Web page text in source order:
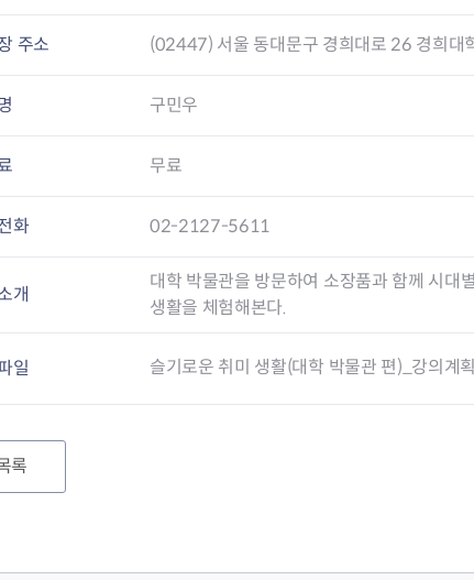
주소 (02447) 서울 동대문구 경희대로 26 경희대
구민우
무료
화 02-2127-5611
개
대학 박물관을 방문하여 소장품과 함께 시대
생활을 체험해본다.
일 슬기로운 취미 생활(대학 박물관 편)_강의계
록